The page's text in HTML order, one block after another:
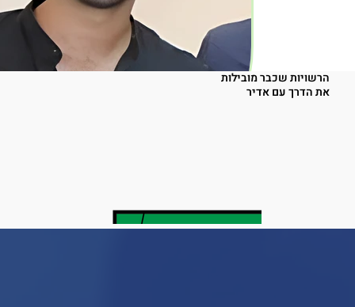
יונתן טסה
הרשויות שכבר מובילות
את הדרך עם אדיר